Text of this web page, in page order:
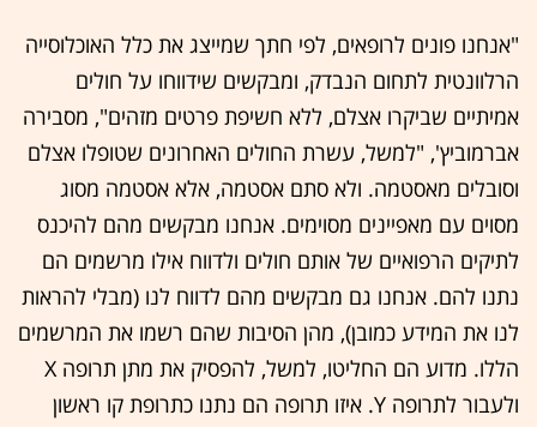
"אנחנו פונים לרופאים, לפי חתך שמייצג את כלל האוכלוסייה
הרלוונטית לתחום הנבדק, ומבקשים שידווחו על חולים
אמיתיים שביקרו אצלם, ללא חשיפת פרטים מזהים", מסבירה
אברמוביץ', "למשל, עשרת החולים האחרונים שטופלו אצלם
וסובלים מאסטמה. ולא סתם אסטמה, אלא אסטמה מסוג
מסוים עם מאפיינים מסוימים. אנחנו מבקשים מהם להיכנס
לתיקים הרפואיים של אותם חולים ולדווח אילו מרשמים הם
נתנו להם. אנחנו גם מבקשים מהם לדווח לנו (מבלי להראות
לנו את המידע כמובן), מהן הסיבות שהם רשמו את המרשמים
הללו. מדוע הם החליטו, למשל, להפסיק את מתן תרופה X
ולעבור לתרופה Y. איזו תרופה הם נתנו כתרופת קו ראשון